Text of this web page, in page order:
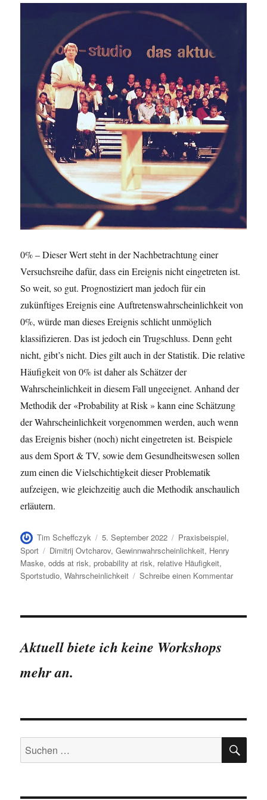
0% – Dieser Wert steht in der Nachbetrachtung einer
Versuchsreihe dafür, dass ein Ereignis nicht eingetreten ist.
So weit, so gut. Prognostiziert man jedoch für ein
zukünftiges Ereignis eine Auftretenswahrscheinlichkeit von
0%, würde man dieses Ereignis schlicht unmöglich
klassifizieren. Das ist jedoch ein Trugschluss. Denn geht
nicht, gibt’s nicht. Dies gilt auch in der Statistik. Die relative
Häufigkeit von 0% ist daher als Schätzer der
Wahrscheinlichkeit in diesem Fall ungeeignet. Anhand der
Methodik der «Probability at Risk » kann eine Schätzung
der Wahrscheinlichkeit vorgenommen werden, auch wenn
das Ereignis bisher (noch) nicht eingetreten ist. Beispiele
aus dem Sport & TV, sowie dem Gesundheitswesen sollen
zum einen die Vielschichtigkeit dieser Problematik
aufzeigen, wie gleichzeitig auch die Methodik anschaulich
erläutern.
Autor
Tim Scheffczyk
Veröffentlicht
am
5. September 2022 Kategorien
Praxisbeispiel,
Sport
Schlagwörter
Dimitrij Ovtcharov,Gewinnwahrscheinlichkeit, Henry
Maske,odds at risk,probability at risk, relative Häufigkeit,
Sportstudio,Wahrscheinlichkeit Schreibe einen Kommentarzu
gibt
Aktuell biete ich keine Workshops
mehr an.
Suchen
nach: